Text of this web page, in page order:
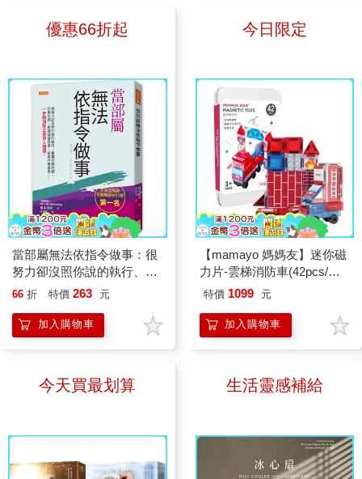
人生觀、金錢觀。不是教你如何
致富，而是教你如何從你已擁有
書對於「花錢」在心裡層面的分
析，如同「純金」一般，具有難
以取代的價值，絕對不容錯過！
當你讀完整本書，你將建立起與
過往截然不同的理財觀，你的人
生，也將借助金錢的力量攀向前
所未有的高峰。
性與戲劇衝突。這種風格主要呈
現在婆羅洲的情節中，保祿和他
種敘事則是漫遊式的，沒有明確
目標，而是在一種情境或狀態中
的活動。這主要呈現在黃保祿的
台北生活，他是個萬念俱灰的空
殼，在都市裡遊蕩，放任自己隨
機拾取情愛的機遇。敘事風格的
混用，讓《2084》有了更多文
學詮釋的空間。 張貴興的經
典舊作《猴杯》也同時復刻重
出。陳榮強在《猴杯》的導讀中
探討了張貴興的作品對於「全球
南方」的意義。這表示張貴興的
小說能被放在更大的全球框架下
化產生關連與對話，也能為普世
議題提供一個眺望的角度。如今
《2084》，不只讓讀者從奇麗
的文字中重新感受台北，也把台
膽小、弱小的鱷魚「抖抖」交換
者被欺負、無力反抗的感受。過
去只相信力量的他，也開始重新
思考：真正的強大，究竟是打敗
別人，還是懂得運用自己的力量
保護他人？ 本書另一項令人
驚喜的特色，是巧妙結合恐龍插
畫家 CAN 與拼貼畫藝術家江口
憲子，兩種截然不同的創作風
格，呈現「國王」交換身體前後
所處的兩個世界。 暴龍「國
王」原本生活的恐龍世界，由
筆觸描繪；鱷魚「抖抖」生活的
世界，則由江口憲子以手工拼貼
橡皮章和壓克力顏料為紙張上
兩種不同的媒材與畫風，不僅清
楚區隔出角色所處的世界，也呼
察帶回生活，在每一個當下練習
籤。有很多章節即使觀點我已經
很熟悉了，但我還是反覆閱讀很
多次，例如：〈事情就是這個樣
子〉、〈指責與「應該」這個
詞〉、〈在磨合中成長〉、
〈愛〉。其中，我讀過最多次的
就是〈不滿的奴隸〉。這一篇同
樣讓人看到比約恩的幽默與坦誠
結果他還是可以因為掃地這樣的
忍不住笑出來，他分享的那些忿
忿不平全是我經歷過的，甚至常
常跨不出去的。 另外，讓我
覺得驚喜的收穫，是〈茶席〉這
一篇。「清空杯子」這個故事，
的世界觀認為，人生的種種難題
一定是出於「資訊不足」，因此
優惠66折起
當部屬無法依指令做事：很
努力卻沒照你說的執行、重
複同樣的錯、忘東忘西、把
走……一步驟消除主管帶人
困擾。
66 折 特價 263 元
加入購物車
今日限定
【mamayo 媽媽友】迷你磁
力片-雲梯消防車(42pcs/附
迷你車2pcs與收納鐵盒及說
特價 1099 元
加入購物車
今天買最划算 生活靈感補給